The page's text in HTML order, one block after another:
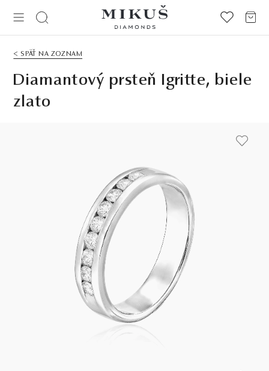
< SPÄŤ NA ZOZNAM
Diamantový prsteň Igritte, biele
zlato